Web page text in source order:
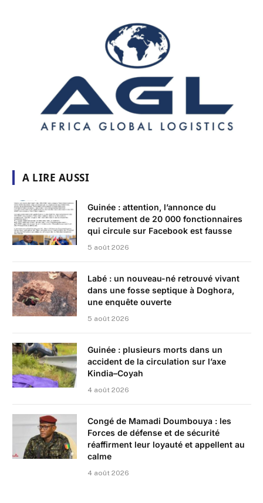
A LIRE AUSSI
Guinée : attention, l’annonce du
recrutement de 20 000 fonctionnaires
qui circule sur Facebook est fausse
5 août 2026
Labé : un nouveau-né retrouvé vivant
dans une fosse septique à Doghora,
une enquête ouverte
5 août 2026
Guinée : plusieurs morts dans un
accident de la circulation sur l’axe
Kindia–Coyah
4 août 2026
Congé de Mamadi Doumbouya : les
Forces de défense et de sécurité
réaffirment leur loyauté et appellent au
calme
4 août 2026